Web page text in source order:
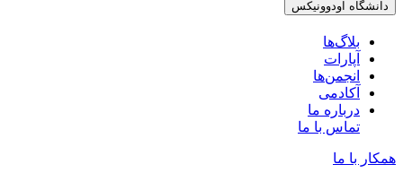
دانشگاه اودوونیکس
بلاگ‌ها
آپارات
انجمن‌ها
آکادمی
درباره ما
تماس با ما
همکار با ما